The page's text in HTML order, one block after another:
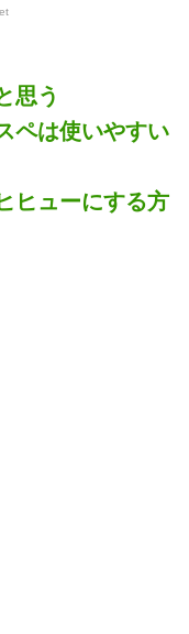
思う
ペは使いやすい
ヒューにする方